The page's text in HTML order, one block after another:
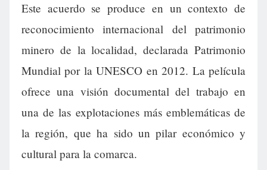
Este acuerdo se produce en un contexto de
reconocimiento internacional del patrimonio
minero de la localidad, declarada Patrimonio
Mundial por la UNESCO en 2012. La película
ofrece una visión documental del trabajo en
una de las explotaciones más emblemáticas de
la región, que ha sido un pilar económico y
cultural para la comarca.